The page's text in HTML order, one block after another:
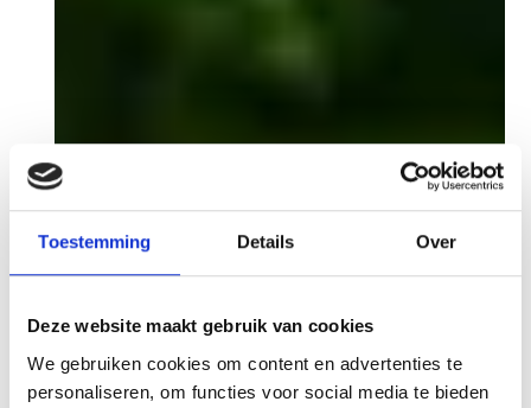
Toestemming Details Over
Deze website maakt gebruik van cookies
We gebruiken cookies om content en advertenties te
personaliseren, om functies voor social media te bieden